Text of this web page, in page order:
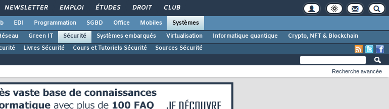
NEWSLETTER EMPLOI ÉTUDES DROIT CLUB
EDI Programmation SGBD Office Mobiles
Systèmes
Green IT Sécurité Systèmes embarqués Virtualisation Informatique quantique
Crypto, NFT & Blockchain
Livres Sécurité Cours et Tutoriels Sécurité Sources Sécurité
Recherche avancée